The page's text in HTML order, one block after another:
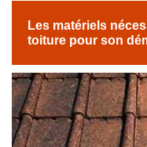
Les matériels
toiture pour son